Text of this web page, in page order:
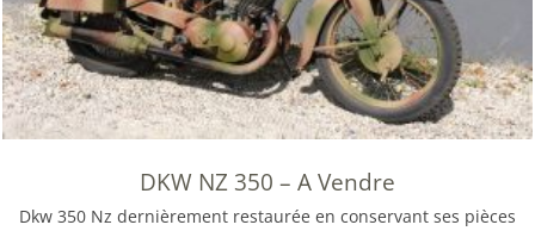
DKW NZ 350 – A Vendre
Dkw 350 Nz dernièrement restaurée en conservant ses pièces